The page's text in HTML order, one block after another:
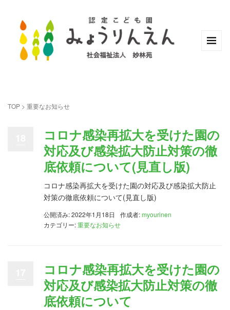
TOP > 重要なお知らせ
コロナ感染再拡大を受けた園の
対応及び感染拡大防止対策の徹
底依頼について(見直し版)
コロナ感染再拡大を受けた園の対応及び感染拡大防止
対策の徹底依頼について(見直し版)
公開済み: 2022年1月18日 作成者:myourinen
カテゴリー:重要なお知らせ
コロナ感染再拡大を受けた園の
対応及び感染拡大防止対策の徹
底依頼について